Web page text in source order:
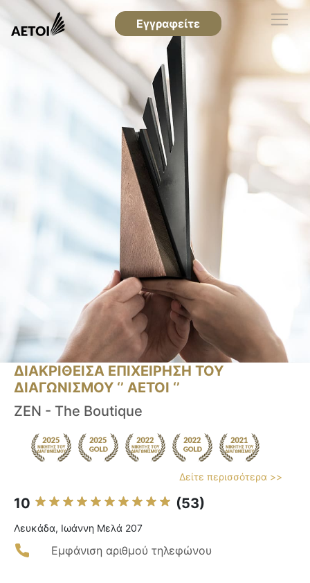
Εγγραφείτε
ΔΙΑΚΡΙΘΕΙΣΑ ΕΠΙΧΕΙΡΗΣΗ ΤΟΥ
ΔΙΑΓΩΝΙΣΜΟΥ ‘’ ΑΕΤΟΙ ‘’
ZEN - The Boutique
Δείτε περισσότερα >>
10 (53)
Λευκάδα, Ιωάννη Μελά 207
Εμφάνιση αριθμού τηλεφώνου